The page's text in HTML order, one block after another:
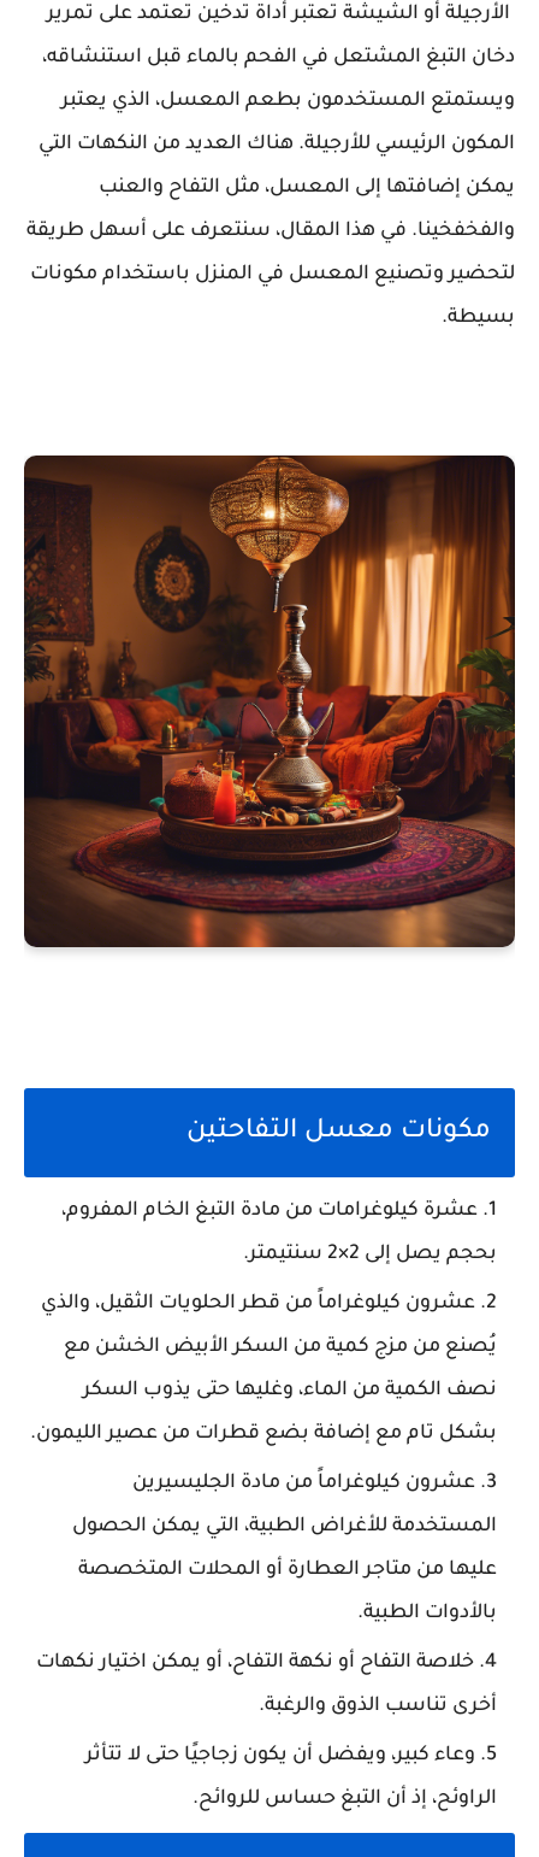
الأرجيلة أو الشيشة تعتبر أداة تدخين تعتمد على تمرير
دخان التبغ المشتعل في الفحم بالماء قبل استنشاقه،
ويستمتع المستخدمون بطعم المعسل، الذي يعتبر
المكون الرئيسي للأرجيلة. هناك العديد من النكهات التي
يمكن إضافتها إلى المعسل، مثل التفاح والعنب
والفخفخينا. في هذا المقال، سنتعرف على أسهل طريقة
لتحضير وتصنيع المعسل في المنزل باستخدام مكونات
بسيطة.
مكونات معسل التفاحتين
عشرة كيلوغرامات من مادة التبغ الخام المفروم،
بحجم يصل إلى 2×2 سنتيمتر.
عشرون كيلوغراماً من قطر الحلويات الثقيل، والذي
يُصنع من مزج كمية من السكر الأبيض الخشن مع
نصف الكمية من الماء، وغليها حتى يذوب السكر
بشكل تام مع إضافة بضع قطرات من عصير الليمون.
عشرون كيلوغراماً من مادة الجليسيرين
المستخدمة للأغراض الطبية، التي يمكن الحصول
عليها من متاجر العطارة أو المحلات المتخصصة
بالأدوات الطبية.
خلاصة التفاح أو نكهة التفاح، أو يمكن اختيار نكهات
أخرى تناسب الذوق والرغبة.
وعاء كبير، ويفضل أن يكون زجاجيًا حتى لا تتأثر
الراوئح، إذ أن التبغ حساس للروائح.